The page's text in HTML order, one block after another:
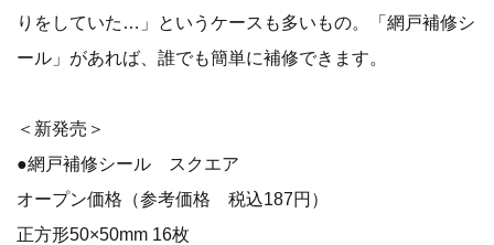
りをしていた…」というケースも多いもの。「網戸補修シ
ール」があれば、誰でも簡単に補修できます。
＜新発売＞
●網戸補修シール スクエア
オープン価格（参考価格 税込187円）
正方形50×50mm 16枚